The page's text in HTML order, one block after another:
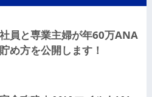
員と専業主婦が年60万ANA
め方を公開します！